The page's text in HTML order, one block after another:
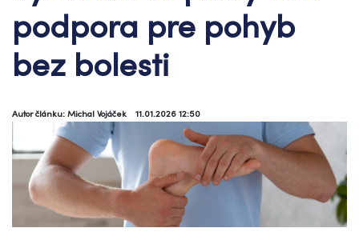
podpora pre pohyb
bez bolesti
Autor článku: Michal Vojáček 11.01.2026 12:50